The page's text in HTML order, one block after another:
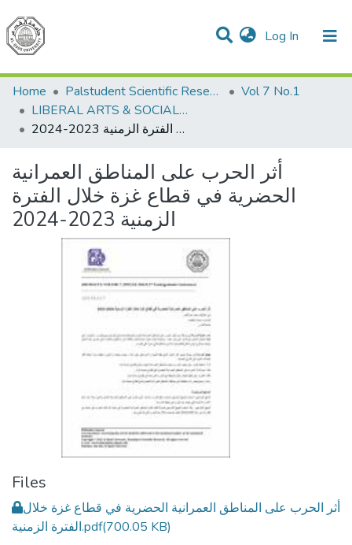
Log In (current)
Communities & Collections
All of DSpace
Home
Palstudent Scientific Research Journal
Vol 7 No.1
LIBERAL ARTS & SOCIAL SCIENCES
أثر الحرب على المناطق العمرانية الحضرية في قطاع غزة خلال الفترة الزمنية 2023-2024
أثر الحرب على المناطق العمرانية
الحضرية في قطاع غزة خلال الفترة
الزمنية 2023-2024
Files
أثر الحرب على المناطق العمرانية الحضرية في قطاع غزة خلال
الفترة الزمنية.pdf(700.05 KB)